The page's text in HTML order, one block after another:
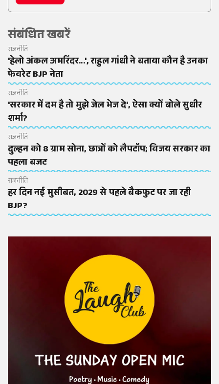
संबंधित खबरें
राजनीति
'हेलो अंकल अमरिंदर...', राहुल गांधी ने बताया कौन है उनका
फेवरेट BJP नेता
राजनीति
'सरकार में दम है तो मुझे जेल भेज दे', ऐसा क्यों बोले सुधीर
शर्मा?
राजनीति
दुल्हन को 8 ग्राम सोना, छात्रों को लैपटॉप; विजय सरकार का
पहला बजट
राजनीति
हर दिन नई मुसीबत, 2029 से पहले बैकफुट पर जा रही
BJP?